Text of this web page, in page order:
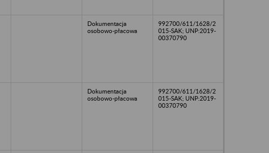
Dokumentacja
osobowo-płacowa
992700/611/1628/2
015-SAK; UNP:2019-
00370790
Dokumentacja
osobowo-płacowa
992700/611/1628/2
015-SAK; UNP:2019-
00370790